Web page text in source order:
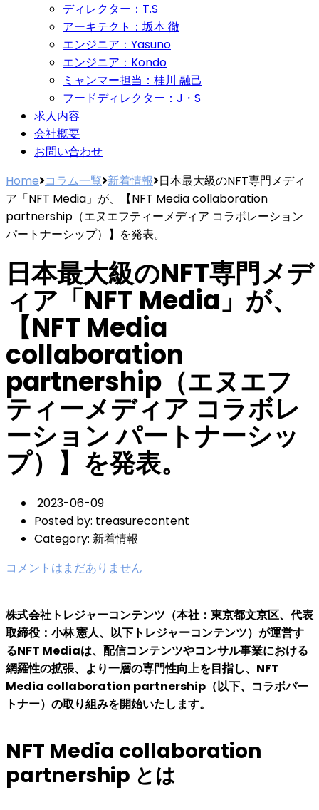
ディレクター：T.S
アーキテクト：坂本 徹
エンジニア：Yasuno
エンジニア：Kondo
ミャンマー担当：桂川 融己
フードディレクター：J・S
求人内容
会社概要
お問い合わせ
Home コラム一覧 新着情報 日本最大級のNFT専門メディ
ア「NFT Media」が、【NFT Media collaboration
partnership（エヌエフティーメディア コラボレーション
パートナーシップ）】を発表。
日本最大級のNFT専門メデ
ィア「NFT Media」が、
【NFT Media
collaboration
partnership（エヌエフ
ティーメディア コラボレ
ーション パートナーシッ
プ）】を発表。
2023-06-09
Posted by: treasurecontent
Category: 新着情報
コメントはまだありません
株式会社トレジャーコンテンツ（本社：東京都文京区、代表
取締役：小林 憲人、以下トレジャーコンテンツ）が運営す
るNFT Mediaは、配信コンテンツやコンサル事業における
網羅性の拡張、より一層の専門性向上を目指し、NFT
Media collaboration partnership（以下、コラボパー
トナー）の取り組みを開始いたします。
NFT Media collaboration
partnership とは